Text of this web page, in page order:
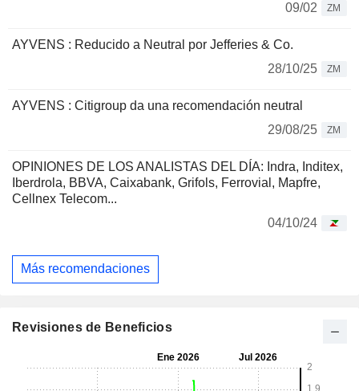
09/02
ZM
AYVENS : Reducido a Neutral por Jefferies & Co.
28/10/25
ZM
AYVENS : Citigroup da una recomendación neutral
29/08/25
ZM
OPINIONES DE LOS ANALISTAS DEL DÍA: Indra, Inditex,
Iberdrola, BBVA, Caixabank, Grifols, Ferrovial, Mapfre,
Cellnex Telecom...
04/10/24
Más recomendaciones
Revisiones de Beneficios